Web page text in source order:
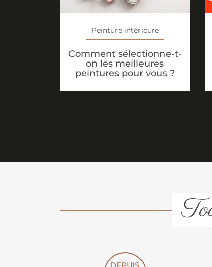
Peinture intérieure
Comment sélectionne-t-
on les meilleures
peintures pour vous ?